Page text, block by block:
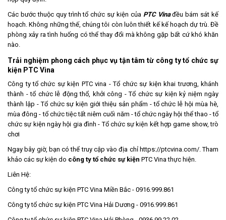
Các bước thuộc quy trình tổ chức sự kiện của PTC Vinađều bám sát kế
hoạch. Không những thế, chúng tôi còn luôn thiết kế kế hoạch dự trù. Đề
phòng xảy ra tình huống có thể thay đổi mà không gặp bất cứ khó khăn
nào.
Trải nghiệm phong cách phục vụ tận tâm từ công ty tổ chức sự
kiện PTC Vina
Công ty tổ chức sự kiện PTC vina - Tổ chức sự kiện khai trương, khánh
thành - tổ chức lễ động thổ, khởi công - Tổ chức sự kiện kỷ niệm ngày
thành lập - Tổ chức sự kiện giới thiệu sản phẩm - tổ chức lễ hội mùa hè,
mùa đông - tổ chức tiệc tất niêm cuối năm - tổ chức ngày hội thể thao - tổ
chức sự kiện ngày hội gia đình - Tổ chức sự kiện kết hợp game show, trò
chơi
Ngay bây giờ, bạn có thể truy cập vào địa chỉ https://ptcvina.com/. Tham
khảo các sự kiện do công ty tổ chức sự kiện PTC Vinathực hiện.
Liên Hệ:
Công ty tổ chức sự kiện PTC Vina Miền Bắc - 0916.999.861
Công ty tổ chức sự kiện PTC Vina Hải Dương - 0916.999.861